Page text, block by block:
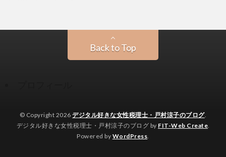
Back to Top
© Copyright 2026デジタル好きな女性税理士・戸村涼子のブログ.
デジタル好きな女性税理士・戸村涼子のブログ by FIT-Web Create.
Powered by WordPress.